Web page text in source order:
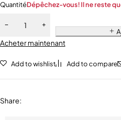
QuantitéDépêchez-vous! Il ne reste
Acheter maintenant
Add to wishlist Add to compare
Share: